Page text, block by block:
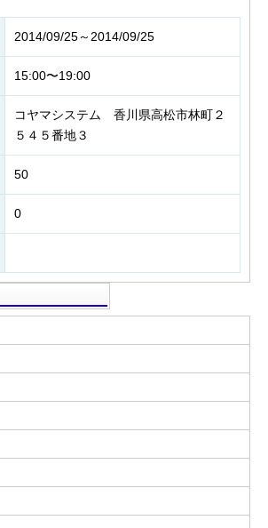
2014/09/25～2014/09/25
15:00〜19:00
コヤマシステム 香川県高松市林町２
５４５番地３
50
0